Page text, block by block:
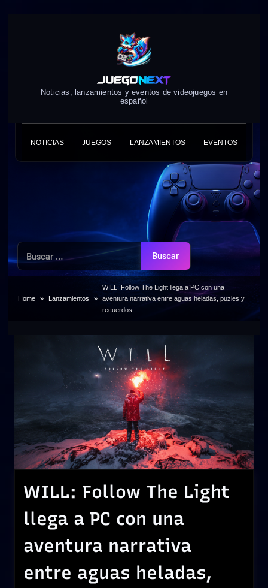
Noticias, lanzamientos y eventos de videojuegos en
español
NOTICIAS JUEGOS LANZAMIENTOS EVENTOS
Home Lanzamientos
WILL: Follow The Light llega a PC con una
aventura narrativa entre aguas heladas, puzles y
recuerdos
WILL: Follow The Light
llega a PC con una
aventura narrativa
entre aguas heladas,